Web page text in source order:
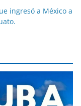
ingresó a México a